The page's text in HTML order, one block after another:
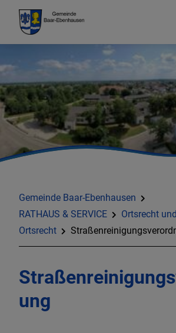
Gemeinde Baar-Ebenhausen
RATHAUS & SERVICE
Ortsrecht
Ortsrecht
ung